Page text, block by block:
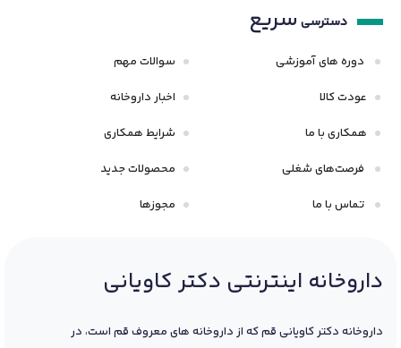
دسترسی سریع
دوره های آموزشی
عودت کالا
همکاری با ما
فرصت‌های شغلی
تماس با ما
سوالات مهم
اخبار داروخانه
شرایط همکاری
محصولات جدید
مجوزها
داروخانه اینترنتی دکتر کاویانی
داروخانه دکتر کاویانی قم که از داروخانه های معروف قم است، در